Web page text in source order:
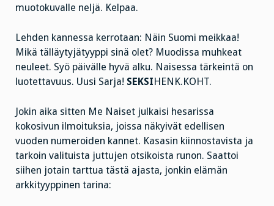
muotokuvalle neljä. Kelpaa.
Lehden kannessa kerrotaan: Näin Suomi meikkaa!
Mikä tälläytyjätyyppi sinä olet? Muodissa muhkeat
neuleet. Syö päivälle hyvä alku. Naisessa tärkeintä on
luotettavuus. Uusi Sarja! SEKSI HENK.KOHT.
Jokin aika sitten Me Naiset julkaisi hesarissa
kokosivun ilmoituksia, joissa näkyivät edellisen
vuoden numeroiden kannet. Kasasin kiinnostavista ja
tarkoin valituista juttujen otsikoista runon. Saattoi
siihen jotain tarttua tästä ajasta, jonkin elämän
arkkityyppinen tarina: